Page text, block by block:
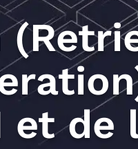
et de